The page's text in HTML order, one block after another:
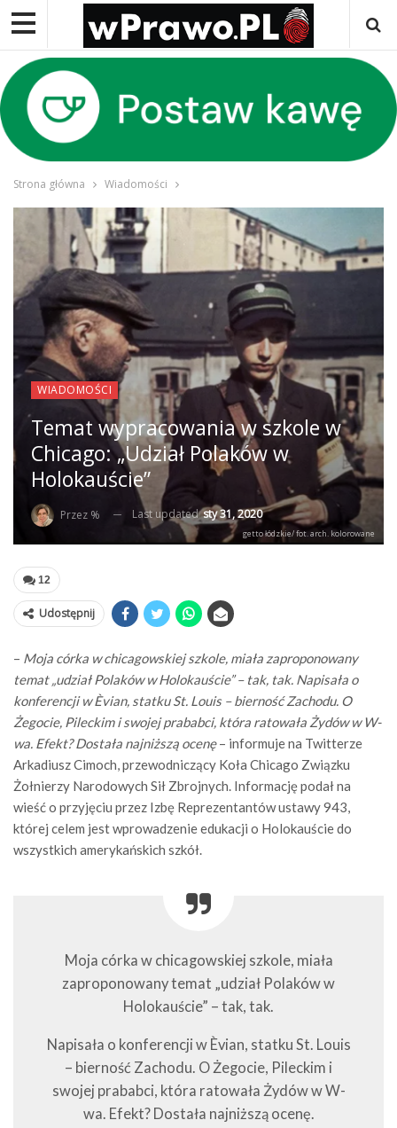
Strona główna Wiadomości
WIADOMOŚCI
Temat wypracowania w szkole w
Chicago: „Udział Polaków w
Holokauście”
Przez % Last updatedsty 31, 2020
getto łódzkie/ fot. arch. kolorowane
12
Udostępnij
– Moja córka w chicagowskiej szkole, miała zaproponowany
temat „udział Polaków w Holokauście” – tak, tak. Napisała o
konferencji w Èvian, statku St. Louis – bierność Zachodu. O
Żegocie, Pileckim i swojej prababci, która ratowała Żydów w W-
wa. Efekt? Dostała najniższą ocenę– informuje na Twitterze
Arkadiusz Cimoch, przewodniczący Koła Chicago Związku
Żołnierzy Narodowych Sił Zbrojnych. Informację podał na
wieść o przyjęciu przez Izbę Reprezentantów ustawy 943,
której celem jest wprowadzenie edukacji o Holokauście do
wszystkich amerykańskich szkół.
Moja córka w chicagowskiej szkole, miała
zaproponowany temat „udział Polaków w
Holokauście” – tak, tak.
Napisała o konferencji w Èvian, statku St. Louis
– bierność Zachodu. O Żegocie, Pileckim i
swojej prababci, która ratowała Żydów w W-
wa. Efekt? Dostała najniższą ocenę.